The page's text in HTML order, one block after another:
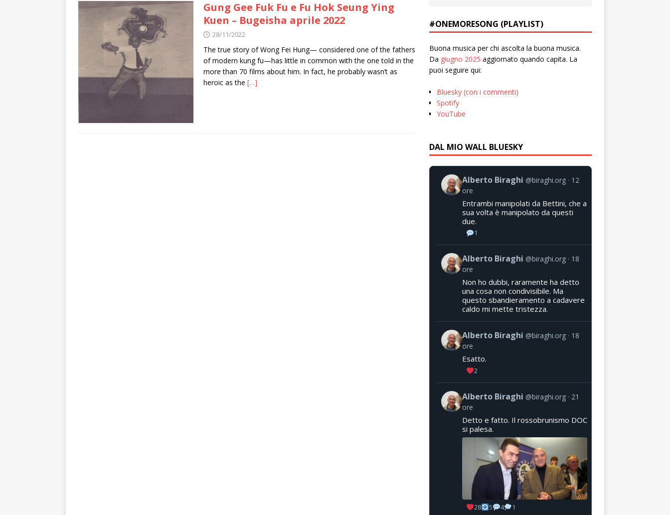
Gung Gee Fuk Fu e Fu Hok Seung Ying
Kuen – Bugeisha aprile 2022
28/11/2022
The true story of Wong Fei Hung— considered one of the fathers
of modern kung fu—has little in common with the one told in the
more than 70 films about him. In fact, he probably wasn’t as
heroic as the […]
#ONEMORESONG (PLAYLIST)
Buona musica per chi ascolta la buona musica.
Da giugno 2025 aggiornato quando capita. La
puoi seguire qui:
Bluesky (con i commenti)
Spotify
YouTube
DAL MIO WALL BLUESKY
Alberto Biraghi @biraghi.org
12
ore
Entrambi manipolati da Bettini, che a
sua volta è manipolato da questi
due.
1
Alberto Biraghi @biraghi.org
18
ore
Non ho dubbi, raramente ha detto
una cosa non condivisibile. Ma
questo sbandieramento a cadavere
caldo mi mette tristezza.
Alberto Biraghi @biraghi.org
18
ore
Esatto.
2
Alberto Biraghi @biraghi.org
21
ore
Detto e fatto. Il rossobrunismo DOC
si palesa.
28 5 4 1